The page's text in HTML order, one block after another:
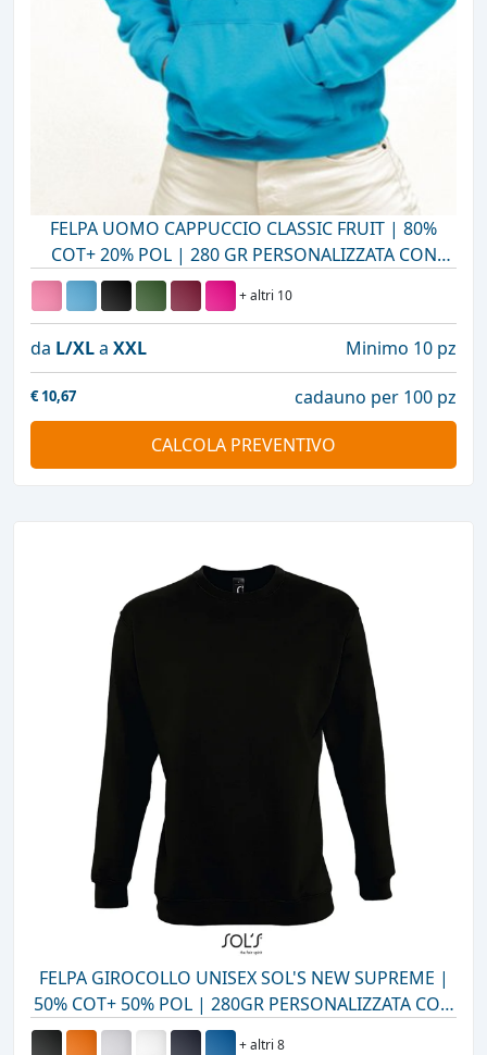
FELPA UOMO CAPPUCCIO CLASSIC FRUIT | 80%
COT+ 20% POL | 280 GR PERSONALIZZATA CON
STAMPA O RICAMO
+ altri 10
da L/XLa XXL Minimo 10 pz
€ 10,67
cadauno per 100 pz
CALCOLA PREVENTIVO
FELPA GIROCOLLO UNISEX SOL'S NEW SUPREME |
50% COT+ 50% POL | 280GR PERSONALIZZATA CON
STAMPA O RICAMO
+ altri 8